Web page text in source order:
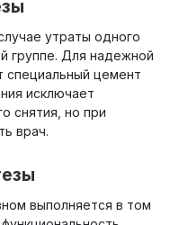
утраты одного
группе. Для надежной
специальный цемент
исключает
снятия, но при
врач.
выполняется в том